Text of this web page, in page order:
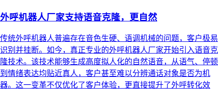
外呼机器人厂家支持语音克隆，更自然
传统外呼机器人普遍存在音色生硬、语调机械的问题，客户极易
识别并挂断。如今，真正专业的外呼机器人厂家开始引入语音克
隆技术。该技术能够生成高度拟人化的自然语音，从语气、停顿
到情绪表达均贴近真人，客户甚至难以分辨通话对象是否为机
器。这一变革不仅优化了客户体验，更直接提升了外呼转化效